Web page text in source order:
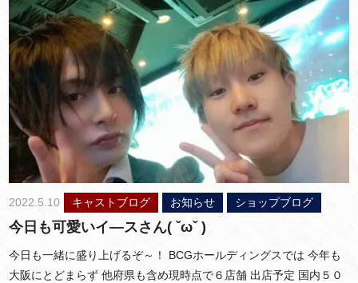
2022.5.10 キャストブログ お知らせ ショップブログ
今日も可愛いイ―スさん( ˇωˇ )
今日も一緒に盛り上げるぞ～！ BCGホールディングスでは 今年も
大阪にとどまらず 他府県も含め現時点で６店舗 出店予定 国内５０